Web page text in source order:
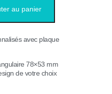
au panier
avec plaque
78×53 mm
de votre choix